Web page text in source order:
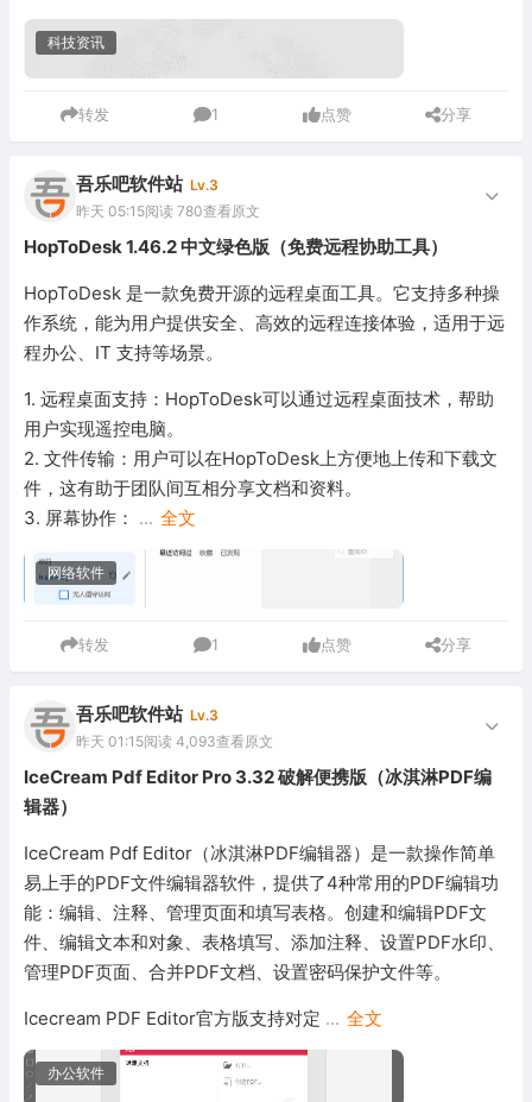
科技资讯
转发 1 点赞 分享
吾乐吧软件站 Lv.3
昨天 05:15阅读 780查看原文
HopToDesk 1.46.2 中文绿色版（免费远程协助工具）
HopToDesk 是一款免费开源的远程桌面工具。它支持多种操
作系统，能为用户提供安全、高效的远程连接体验，适用于远
程办公、IT 支持等场景。
1. 远程桌面支持：HopToDesk可以通过远程桌面技术，帮助
用户实现遥控电脑。
2. 文件传输：用户可以在HopToDesk上方便地上传和下载文
件，这有助于团队间互相分享文档和资料。
3. 屏幕协作： ... 全文
网络软件
转发 1 点赞 分享
吾乐吧软件站 Lv.3
昨天 01:15阅读 4,093查看原文
IceCream Pdf Editor Pro 3.32 破解便携版（冰淇淋PDF编
辑器）
IceCream Pdf Editor（冰淇淋PDF编辑器）是一款操作简单
易上手的PDF文件编辑器软件，提供了4种常用的PDF编辑功
能：编辑、注释、管理页面和填写表格。创建和编辑PDF文
件、编辑文本和对象、表格填写、添加注释、设置PDF水印、
管理PDF页面、合并PDF文档、设置密码保护文件等。
Icecream PDF Editor官方版支持对定 ... 全文
办公软件